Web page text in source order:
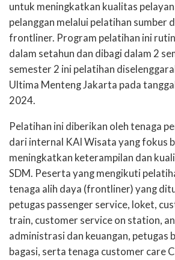
untuk meningkatkan kualitas
pelanggan melalui pelatihan sumber
frontliner. Program pelatihan ini
dalam setahun dan dibagi dalam 2
semester 2 ini pelatihan
Ultima Menteng Jakarta pada
2024.
Pelatihan ini diberikan oleh tenaga
dari internal KAI Wisata yang fokus
meningkatkan keterampilan dan
SDM. Peserta yang mengikuti
tenaga alih daya (frontliner) yang
petugas passenger service, loket,
train, customer service on station,
administrasi dan keuangan, petugas
bagasi, serta tenaga customer care